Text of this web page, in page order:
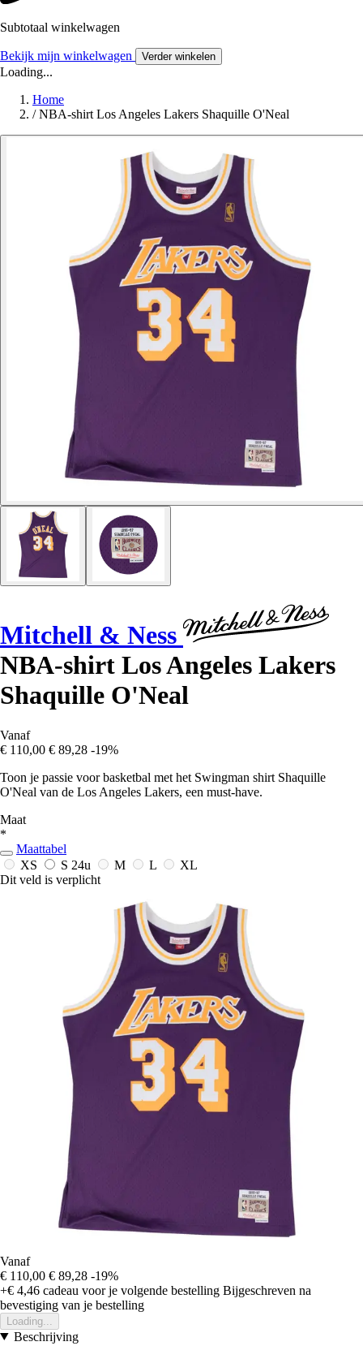
Subtotaal winkelwagen
Bekijk mijn winkelwagen Verder winkelen
Loading...
Home
/ NBA-shirt Los Angeles Lakers Shaquille O'Neal
Mitchell & Ness
NBA-shirt Los Angeles Lakers
Shaquille O'Neal
Vanaf
€ 110,00 € 89,28 -19%
Toon je passie voor basketbal met het Swingman shirt Shaquille
O'Neal van de Los Angeles Lakers, een must-have.
Maat
*
Maattabel
XS
S 24u M L
XL
Dit veld is verplicht
Vanaf
€ 110,00 € 89,28 -19%
+€ 4,46 cadeau voor je volgende bestelling Bijgeschreven na
bevestiging van je bestelling
Loading...
Beschrijving